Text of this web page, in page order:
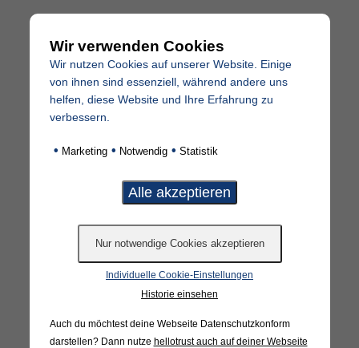
Wir verwenden Cookies
Wir nutzen Cookies auf unserer Website. Einige
von ihnen sind essenziell, während andere uns
helfen, diese Website und Ihre Erfahrung zu
verbessern.
• Marketing • Notwendig • Statistik
Individuelle Cookie-Einstellungen
Historie einsehen
Auch du möchtest deine Webseite Datenschutzkonform
darstellen? Dann nutze hellotrust auch auf deiner Webseite